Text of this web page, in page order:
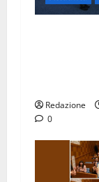
Redazione
0